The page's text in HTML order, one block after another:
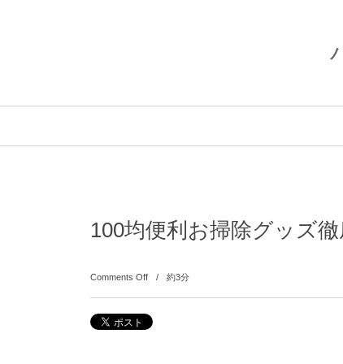
100均便利お掃除グッズ
Comments Off 約3分